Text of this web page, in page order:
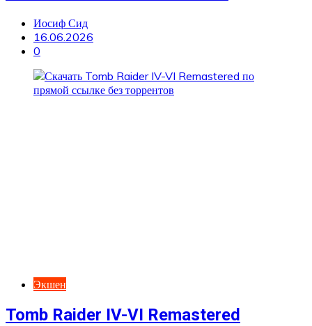
Иосиф Сид
16.06.2026
0
Экшен
Tomb Raider IV-VI Remastered